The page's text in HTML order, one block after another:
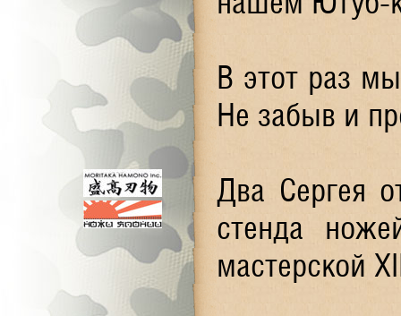
В этот раз
Не забыв и
Два Сергея
стенда
мастерской